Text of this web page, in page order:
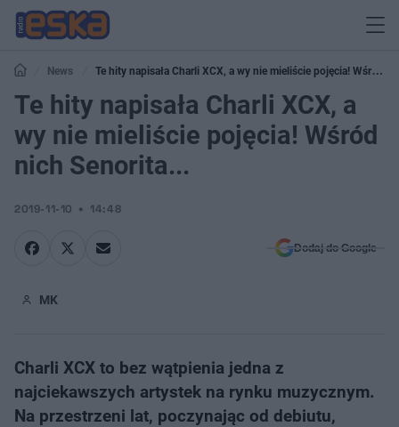
News
Te hity napisała Charli XCX, a wy nie mieliście pojęcia! Wśród
nich Senorita...
Te hity napisała Charli XCX, a
wy nie mieliście pojęcia! Wśród
nich Senorita...
2019-11-10 14:48
Dodaj do Google
MK
Charli XCX to bez wątpienia jedna z
najciekawszych artystek na rynku muzycznym.
Na przestrzeni lat, poczynając od debiutu,